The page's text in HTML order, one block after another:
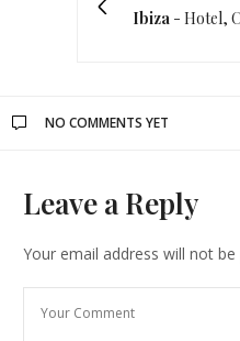
Ibiza - Hotel,
NO COMMENTS YET
Leave a Reply
Your email address will not be